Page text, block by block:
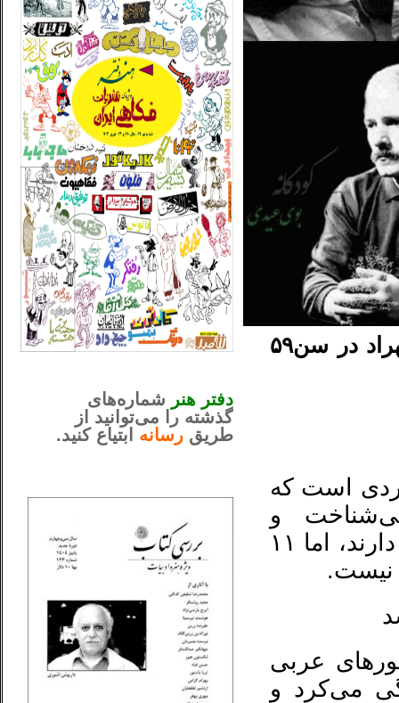
نهم شهریور ماه:سالروز در گذشت فر هاد بهراد در سن۵۹
مردی است که
و
«جمعه»‌های «کودکانه» هنوز او را به یاد دارند، اما ۱۱
نیست.
عربی
زندگی می‌کرد و
دفتر هنر شماره‌های
گذشته را می‌توانید از
طریق رسانه ابتیاع کنید.